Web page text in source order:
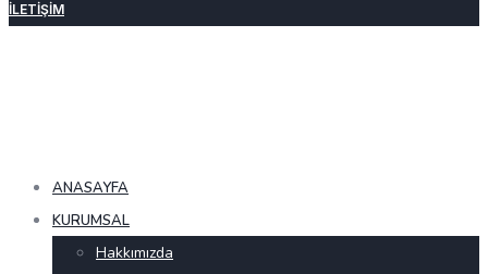
İLETIŞIM
ANASAYFA
KURUMSAL
Hakkımızda